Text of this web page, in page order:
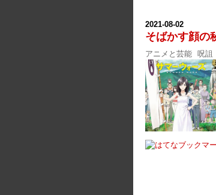
2021-08-02
そばかす顔の
アニメと芸能 呪詛